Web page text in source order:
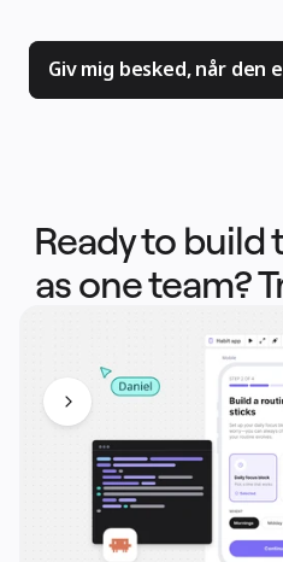
Webinarer
Reforge-læring
Community og support
Giv mig besked, når den
Ready to
as one team?